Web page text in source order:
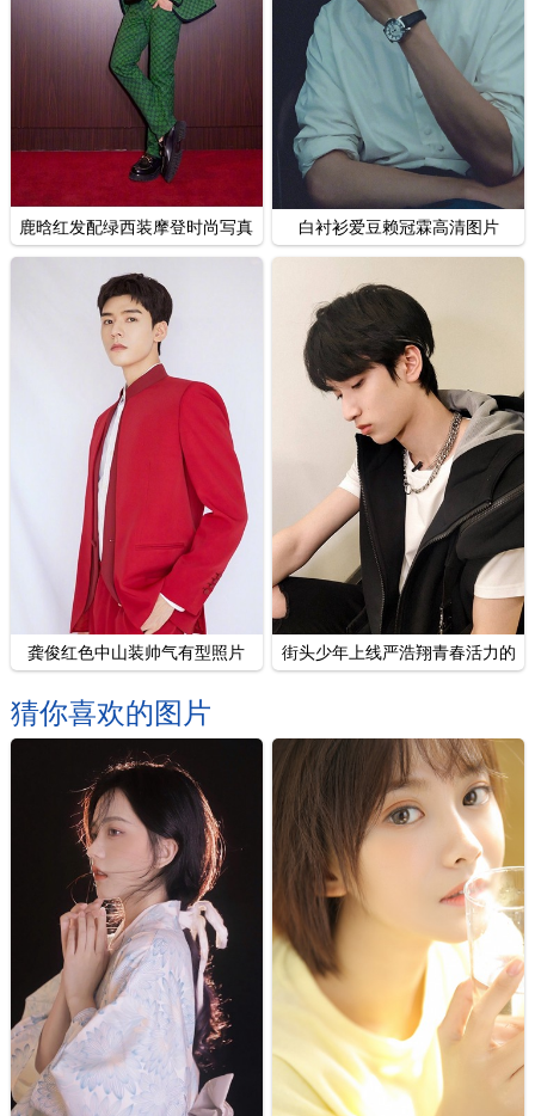
鹿晗红发配绿西装摩登时尚写真 白衬衫爱豆赖冠霖高清图片
龚俊红色中山装帅气有型照片
街头少年上线严浩翔青春活力的
猜你喜欢的图片